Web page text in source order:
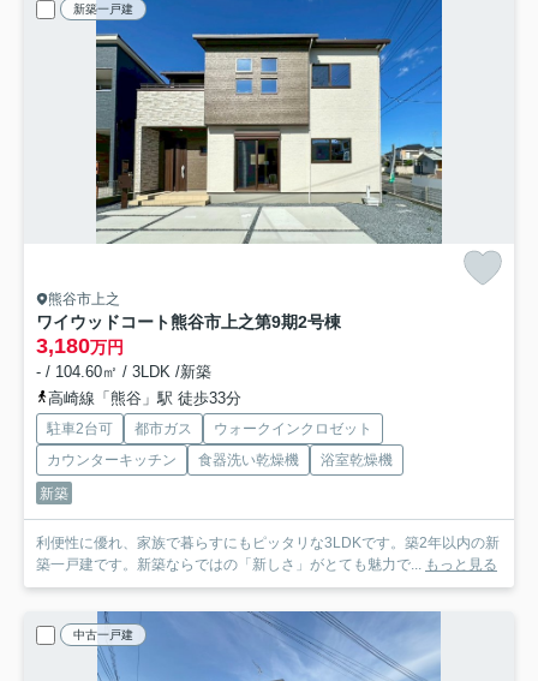
新築一戸建
熊谷市上之
ワイウッドコート熊谷市上之第9期2号棟
3,180万円
- / 104.60㎡ / 3LDK /新築
高崎線「熊谷」駅 徒歩33分
駐車2台可 都市ガス
ウォークインクロゼット
カウンターキッチン
食器洗い乾燥機
浴室乾燥機
新築
利便性に優れ、家族で暮らすにもピッタリな3LDKです。築2年以内の新
築一戸建です。新築ならではの「新しさ」がとても魅力で... もっと見る
中古一戸建